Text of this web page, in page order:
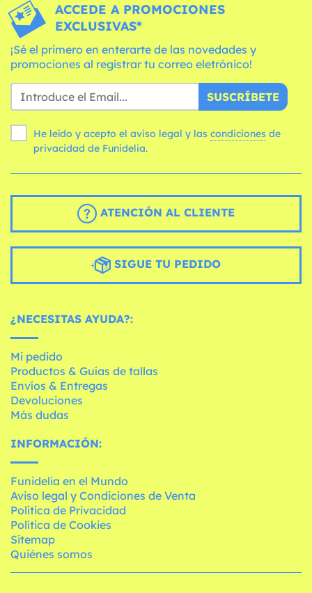
ACCEDE A PROMOCIONES
EXCLUSIVAS*
¡Sé el primero en enterarte de las novedades y
promociones al registrar tu correo eletrónico!
SUSCRÍBETE
He leído y acepto el aviso legal y las condiciones
privacidad de Funidelia.
ATENCIÓN AL CLIENTE
SIGUE TU PEDIDO
¿NECESITAS AYUDA?:
Mi pedido
Productos & Guías de tallas
Envíos & Entregas
Devoluciones
Más dudas
INFORMACIÓN:
Funidelia en el Mundo
Aviso legal y Condiciones de Venta
Política de Privacidad
Política de Cookies
Sitemap
Quiénes somos